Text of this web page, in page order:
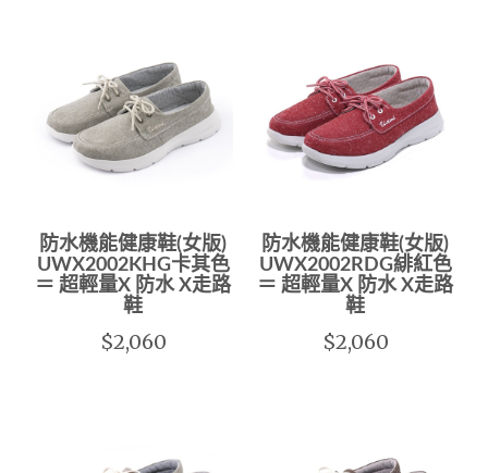
防水機能健康鞋(女版)
UWX2002KHG卡其色
＝ 超輕量X 防水 X走路
鞋
$2,060
防水機能健康鞋(女版)
UWX2002RDG緋紅色
＝ 超輕量X 防水 X走路
鞋
$2,060